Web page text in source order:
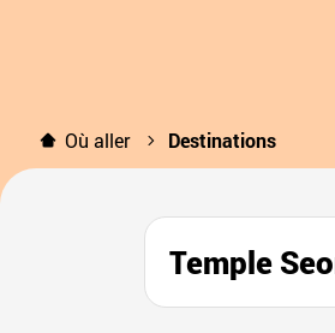
Où aller Destinations
Temple